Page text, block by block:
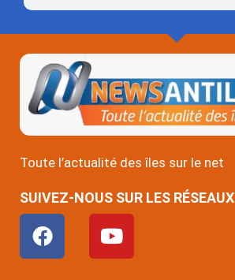
Toute l’actualité des îles sur le net
SUIVEZ-NOUS SUR LES RÉSEAUX
F
a
c
Y
o
u